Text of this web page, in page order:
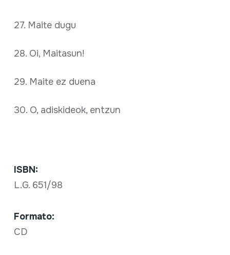
27. Maite dugu
28. Oi, Maitasun!
29. Maite ez duena
30. O, adiskideok, entzun
ISBN:
L.G. 651/98
Formato:
CD